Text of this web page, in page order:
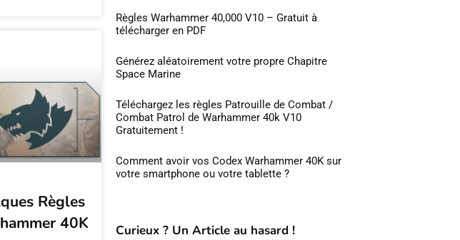
Règles
40K
Règles Warhammer 40,000 V10 – Gratuit à
télécharger en PDF
Générez aléatoirement votre propre Chapitre
Space Marine
Téléchargez les règles Patrouille de Combat /
Combat Patrol de Warhammer 40k V10
Gratuitement !
Comment avoir vos Codex Warhammer 40K sur
votre smartphone ou votre tablette ?
Curieux ? Un Article au hasard !